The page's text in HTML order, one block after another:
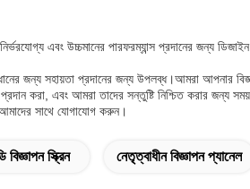
এবং উচ্চমানের পারফরম্যান্স প্রদানের জন্য
জন্য সহায়তা প্রদানের জন্য উপলব্ধ।আমরা আপনার
করা, এবং আমরা তাদের সন্তুষ্টি নিশ্চিত করার জন্য
সাথে যোগাযোগ করুন।
বিজ্ঞাপন স্ক্রিন নেতৃত্বাধীন বিজ্ঞাপন প্যানেল